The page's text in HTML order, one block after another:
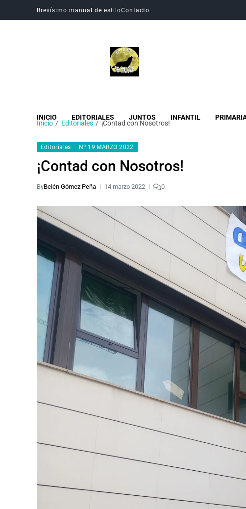
Brevísimo manual de estiloContacto
INICIO EDITORIALES JUNTOS INFANTIL
Inicio Editoriales ¡Contad con Nosotros!
Editoriales Nº 19 MARZO 2022
¡Contad con Nosotros!
ByBelén Gómez Peña 14 marzo 2022 0